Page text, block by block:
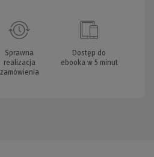
Sprawna
realizacja
zamówienia
Dostęp do
ebooka w 5 minut